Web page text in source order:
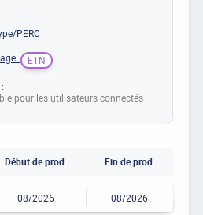
PERC
:
ETN
pour les utilisateurs connectés
Début de prod. Fin de prod.
08/2026 08/2026